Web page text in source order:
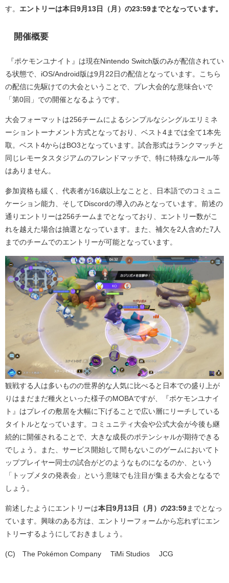
す。 エントリーは本日9月13日（月）の23:59までとなっています。
開催概要
『ポケモンユナイト』は現在Nintendo Switch 版のみが配信されてい
る状態で、 iOS/Android 版は9 月 22 日の配信となっています。こちら
の配信に先駆けての大会ということで、プレ大会的な意味合いで
「第0回」での開催となるようです。
大会フォーマットは256チームによるシンプルなシングルエリミネ
ーショントーナメント方式となっており、ベスト 4 までは全て1 本先
取。ベスト 4からはBO3 となっています。試合形式はランクマッチと
同じレモータスタジアムのフレンドマッチで、特に特殊なルール等
はありません。
参加資格も緩く、代表者が16歳以上なことと、日本語でのコミュニ
ケーション能力、そしてDiscordの導入のみとなっています。前述の
通りエントリーは256チームまでとなっており、エントリー数がこ
れを越えた場合は抽選となっています。また、補欠を2 人含めた7 人
までのチームでのエントリーが可能となっています。
観戦する人は多いものの世界的な人気に比べると日本での盛り上が
りはまだまだ種火といった様子のMOBAですが、『ポケモンユナイ
ト』はプレイの敷居を大幅に下げることで広い層にリーチしている
タイトルとなっています。コミュニティ大会や公式大会が今後も継
続的に開催されることで、大きな成長のポテンシャルが期待できる
でしょう。また、サービス開始して間もないこのゲームにおいてト
ッププレイヤー同士の試合がどのようなものになるのか、という
「トップメタの発表会」という意味でも注目が集まる大会となるで
しょう。
前述したようにエントリーは本日9月13日（月）の23:59 までとなっ
ています。興味のある方は、エントリーフォームから忘れずにエン
トリーするようにしておきましょう。
(C) ©The Pokémon Company ©TiMi Studios ©JCG